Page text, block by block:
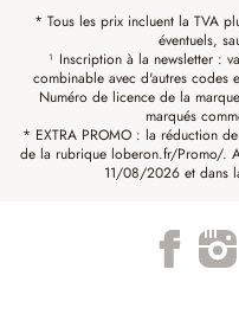
* Tous les prix incluent la TVA
éventuels,
¹ Inscription à la newsletter :
combinable avec d'autres codes
Numéro de licence de la
marqués
* EXTRA PROMO : la réduction
de la rubrique loberon.fr/Promo/.
11/08/2026 et dans